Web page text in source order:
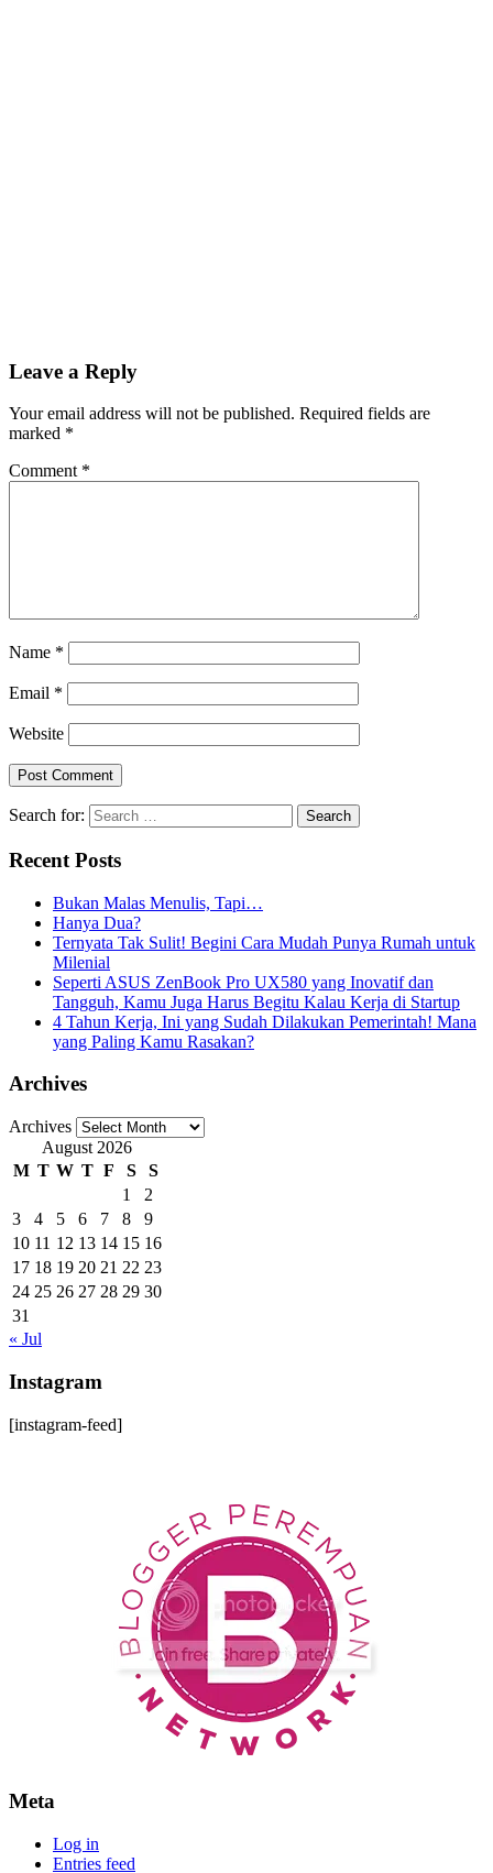
Leave a Reply
Your email address will not be published. Required fields are
marked *
Comment *
Name *
Email *
Website
Search for:
Recent Posts
Bukan Malas Menulis, Tapi…
Hanya Dua?
Ternyata Tak Sulit! Begini Cara Mudah Punya Rumah untuk
Milenial
Seperti ASUS ZenBook Pro UX580 yang Inovatif dan
Tangguh, Kamu Juga Harus Begitu Kalau Kerja di Startup
4 Tahun Kerja, Ini yang Sudah Dilakukan Pemerintah! Mana
yang Paling Kamu Rasakan?
Archives
Archives
August 2026
M T W T F S
S
1
2
3
4 5 6 7 8
9
10 11 12 13 14 15 16
17 18 19 20 21 22 23
24 25 26 27 28 29 30
31
« Jul
Instagram
[instagram-feed]
Meta
Log in
Entries feed